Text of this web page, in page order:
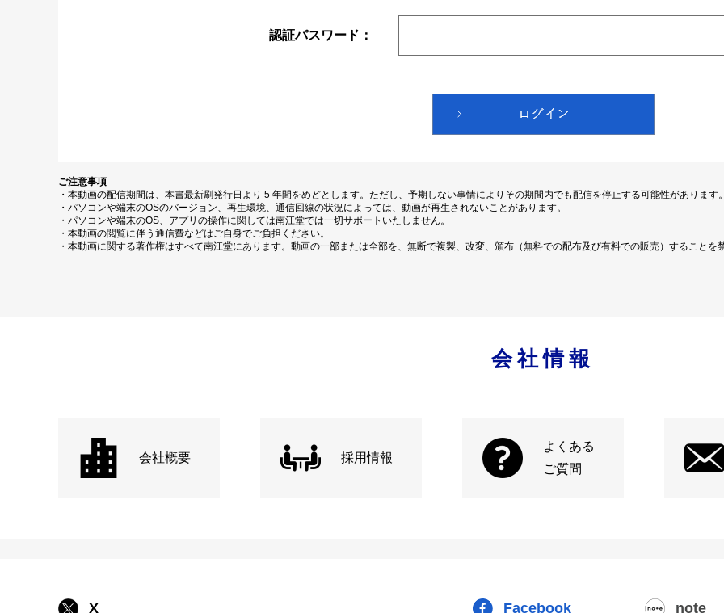
認証パスワード：
ご注意事項
・本動画の配信期間は、本書最新刷発行日より 5 年間をめどとします。ただし、予期しない事情によりその期間内でも配信を停止する可能性があります。
・パソコンや端末のOSのバージョン、再生環境、通信回線の状況によっては、動画が再生されないことがあります。
・パソコンや端末のOS、アプリの操作に関しては南江堂では一切サポートいたしません。
・本動画の閲覧に伴う通信費などはご自身でご負担ください。
・本動画に関する著作権はすべて南江堂にあります。動画の一部または全部を、無断で複製、改変、頒布（無料での配布及び有料での販売）することを
会社情報
会社概要 採用情報
よくある
ご質問
X Facebook note